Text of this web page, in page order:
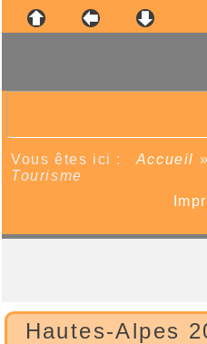
Vous êtes ici : Accueil »
Tourisme
Hautes-Alpes